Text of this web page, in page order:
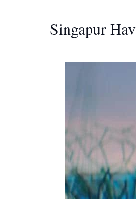
Singapur